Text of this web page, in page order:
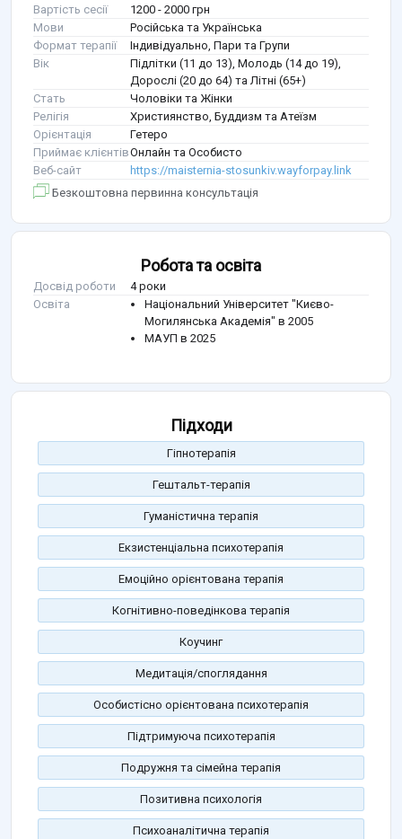
Вартість сесії
1200 - 2000 грн
Мови
Російська та Українська
Формат терапії
Індивідуально, Пари та Групи
Вік
Підлітки (11 до 13), Молодь (14 до 19),
Дорослі (20 до 64) та Літні (65+)
Стать
Чоловіки та Жінки
Релігія
Християнство, Буддизм та Атеїзм
Орієнтація
Гетеро
Приймає клієнтівОнлайн та Особисто
Веб-сайт
https://maisternia-stosunkiv.wayforpay.link
Безкоштовна первинна консультація
Робота та освіта
Досвід роботи
4 роки
Освіта
Національний Університет "Києво-
Могилянська Академія" в 2005
МАУП в 2025
Підходи
Гіпнотерапія
Гештальт-терапія
Гуманістична терапія
Екзистенціальна психотерапія
Емоційно орієнтована терапія
Когнітивно-поведінкова терапія
Коучинг
Медитація/споглядання
Особистісно орієнтована психотерапія
Підтримуюча психотерапія
Подружня та сімейна терапія
Позитивна психологія
Психоаналітична терапія